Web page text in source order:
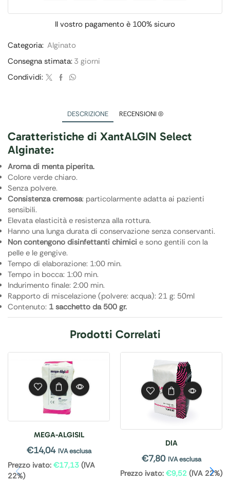
Il vostro pagamento è 100% sicuro
Categoria: Alginato
Consegna stimata: 3 giorni
Condividi:
DESCRIZIONE RECENSIONI (0)
Caratteristiche di XantALGIN Select
Alginate:
Aroma di menta piperita.
Colore verde chiaro.
Senza polvere.
Consistenza cremosa: particolarmente adatta ai pazienti
sensibili.
Elevata elasticità e resistenza alla rottura.
Hanno una lunga durata di conservazione senza conservanti.
Non contengono disinfettanti chimici e sono gentili con la
pelle e le gengive.
Tempo di elaborazione: 1:00 min.
Tempo in bocca: 1:00 min.
Indurimento finale: 2:00 min.
Rapporto di miscelazione (polvere: acqua): 21 g: 50ml
Contenuto: 1 sacchetto da 500 gr.
Prodotti Correlati
MEGA-ALGISIL
€14,04 IVA esclusa
Prezzo ivato: €17,13 (IVA
22%)
DIA
€7,80 IVA esclusa
Prezzo ivato: €9,52 (IVA 22%)